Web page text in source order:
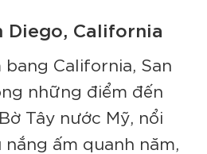
Diego, California
California, San
những điểm đến
Tây nước Mỹ, nổi
ấm quanh năm,